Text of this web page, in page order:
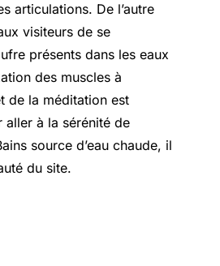
articulations. De l’autre
visiteurs de se
présents dans les eaux
des muscles à
de la méditation est
aller à la sérénité de
source d’eau chaude, il
du site.